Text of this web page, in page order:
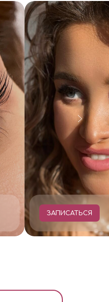
ЗАПИСАТЬСЯ